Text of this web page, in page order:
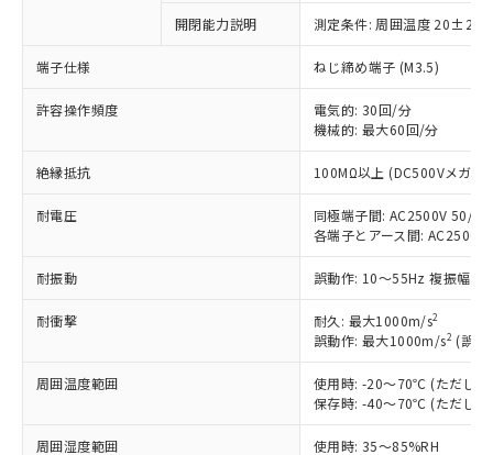
開閉能力説明 測定条件: 周囲温度 20±2℃
端子仕様 ねじ締め端子 (M3.5)
許容操作頻度
電気的: 30回/分
機械的: 最大60回/分
絶縁抵抗 100MΩ以上 (DC500Vメガ)
耐電圧
同極端子間: AC2500V 50/
各端子とアース間:
耐振動 誤動作: 10～55Hz 複振幅
耐衝撃 耐久: 最大1000m/s2
誤動作: 最大1000m/s2 (誤動
周囲温度範囲
使用時: -20～70℃ (ただし、
保存時: -40～70℃ (ただし、
周囲湿度範囲 使用時: 35～85%RH
以下の条件をお読みいただき、同意のうえ
ご利用ください。
本サービスは、当社制御機器事業取扱
商品の当社在庫状況および標準価格
(税抜)を提供させていただくもので
当社制御機器事業取扱商品の中には、
本サービスの対象外となる商品もある
在庫状況および標準価格照会結果は、
記載している更新日時点での社内デー
タに基づき作成されるものであり、閲
覧された時点での実際の在庫および標
準価格とは異なる場合があることをご
正式な納期状況および標準価格はお客
様のお取引先、またはお客様担当のオ
ムロン制御機器販売店・当社販売員に
非含有に非対応の商品で、対応品を出す予
調査・確認中：EU RoHS指令（10物質）の
非含有の対応状況を調査中または確認中の
商品です。
非該当品：ライセンス料など無形物で、有
害物質有無と関係のない商品です。
仕入先様の事情により、非含有部品として
いたものが、含有品と判明した場合などや
むを得ず変更することがあります。
鉛(Pb) 1000ppm以下、 水銀(Hg) 1000ppm以下、 カド
六価クロム(Cr(Ⅵ)) 1000ppm以下、ポリ臭化ビフェニル
類(PBB) 1000ppm以下、ポリ臭化ジフェニルエーテル類
(PBDE) 1000ppm以下、フタル酸ビス(2-エチルヘキシ
ル) (DEHP)(別名：DOP) 1000ppm以下、フタル酸ブチ
ルベンジル（BBP） 1000ppm以下、フタル酸ジブチル
（DBP） 1000ppm以下、フタル酸ジイソブチル
適用除外項目は除く。
「○」：最大均質材料含有率が中国RoHSの
基準値以下であることを示します。
「×」：最大均質材料含有率が中国RoHSの
基準値を超えていることを示します。
「－」：未確認です。当社販売部門へお問
*中国RoHS10物質の基準値 (GB/T26572)：
Pb(鉛) :1000ppm、 Hg(水銀) : 1000ppm、 Cd(カドミウ
Cr(Ⅵ)(六価クロム) : 1000ppm、 PBBs(ポリ臭化ビフェ
DBP(フタル酸ジブチル) : 1000ppm、 DIBP(フタル酸ジ
イソブチル) : 1000ppm、 BBP(フタル酸ブチルベンジ
DEHP(フタル酸ビス(2-エチルヘキシル)) : 1000ppm
当社は、これら貴社製品のうち、外国
為替および外国貿易法に定める商品
（以下｢規制貨物等」という）を輸出
または国外への提供する場合は、日本
国政府の輸出許可(または役務取引許
可)を取得するなどの必要な手続きを
当社は規制貨物を破棄する場合は、完
全に破砕するなど、違法に輸出されな
いよう必要な手段を講じます。
当社は貴社製品を、核兵器、ミサイ
一定数以上の在庫あり
一定数には満たないが在庫あり